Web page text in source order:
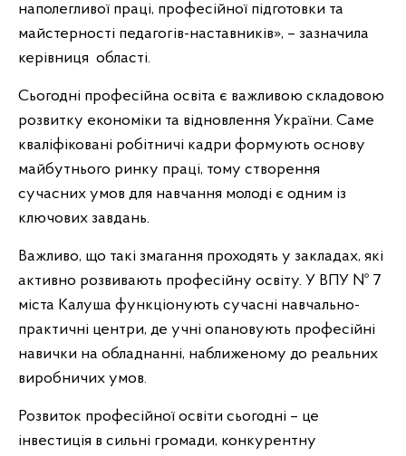
наполегливої праці, професійної підготовки та
майстерності педагогів-наставників», – зазначила
керівниця області.
Сьогодні професійна освіта є важливою складовою
розвитку економіки та відновлення України. Саме
кваліфіковані робітничі кадри формують основу
майбутнього ринку праці, тому створення
сучасних умов для навчання молоді є одним із
ключових завдань.
Важливо, що такі змагання проходять у закладах, які
активно розвивають професійну освіту. У ВПУ № 7
міста Калуша функціонують сучасні навчально-
практичні центри, де учні опановують професійні
навички на обладнанні, наближеному до реальних
виробничих умов.
Розвиток професійної освіти сьогодні – це
інвестиція в сильні громади, конкурентну